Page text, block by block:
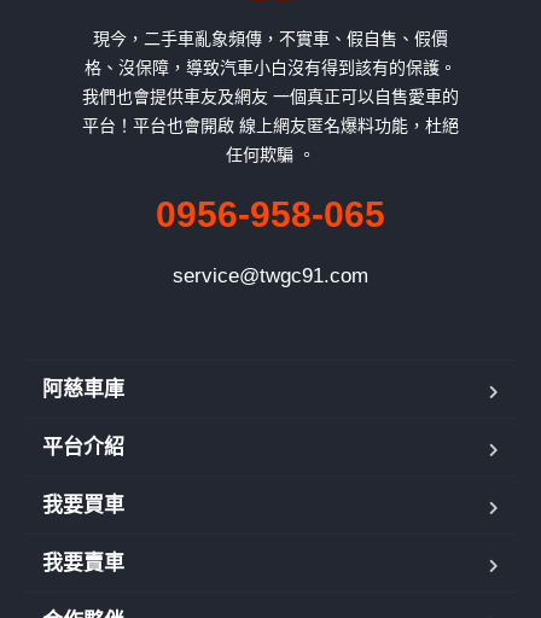
現今，二手車亂象頻傳，不實車、假自售、假價
格、沒保障，導致汽車小白沒有得到該有的保護。
我們也會提供車友及網友 一個真正可以自售愛車的
平台！平台也會開啟 線上網友匿名爆料功能，杜絕
任何欺騙 。
0956-958-065
service@twgc91.com
阿慈車庫
平台介紹
我要買車
我要賣車